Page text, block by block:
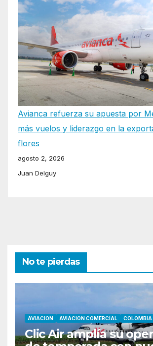
Avianca refuerza su apuesta por
más vuelos y liderazgo en la
flores
agosto 2, 2026
Juan Delguy
No te pierdas
AVIACION AVIACION COMERCIAL COLOMBIA
Clic Air amplía su